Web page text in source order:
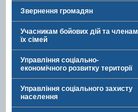
Звернення громадян
Учасникам бойових дій та членам
їх сімей
Управління соціально-
економічного розвитку території
Управління соціального захисту
населення